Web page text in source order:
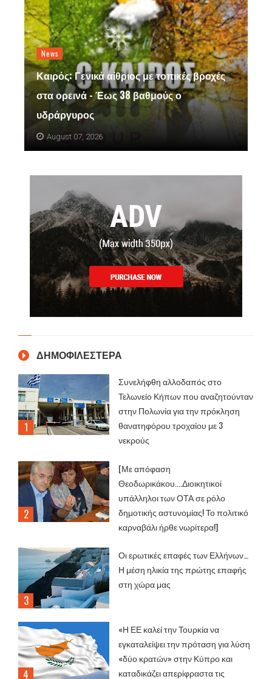
News
Καιρός: Γενικά αίθριος με τοπικές βροχές
στα ορεινά - Έως 38 βαθμούς ο
υδράργυρος
August 07, 2026
ΔΗΜΟΦΙΛΕΣΤΕΡΑ
Συνελήφθη αλλοδαπός στο
Τελωνείο Κήπων που αναζητούνταν
στην Πολωνία για την πρόκληση
θανατηφόρου τροχαίου με 3
νεκρούς
[Με απόφαση
Θεοδωρικάκου....Διοικητικοί
υπάλληλοι των ΟΤΑ σε ρόλο
δημοτικής αστυνομίας! Το πολιτικό
καρναβάλι ήρθε νωρίτερα!]
Οι ερωτικές επαφές των Ελλήνων…
Η μέση ηλικία της πρώτης επαφής
στη χώρα μας
«Η ΕΕ καλεί την Τουρκία να
εγκαταλείψει την πρόταση για λύση
«δύο κρατών» στην Κύπρο και
καταδικάζει απερίφραστα τις